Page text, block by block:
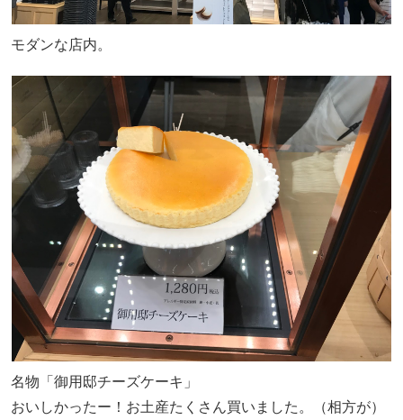
モダンな店内。
名物「御用邸チーズケーキ」
おいしかったー！お土産たくさん買いました。（相方が）